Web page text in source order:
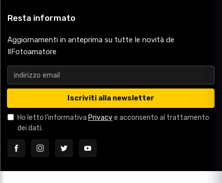
Resta informato
Aggiornamenti in anteprima su tutte le novità de
IlFotoamatore
Iscriviti alla newsletter
Ho letto l'informativa Privacye acconsento al trattamento
dei dati.